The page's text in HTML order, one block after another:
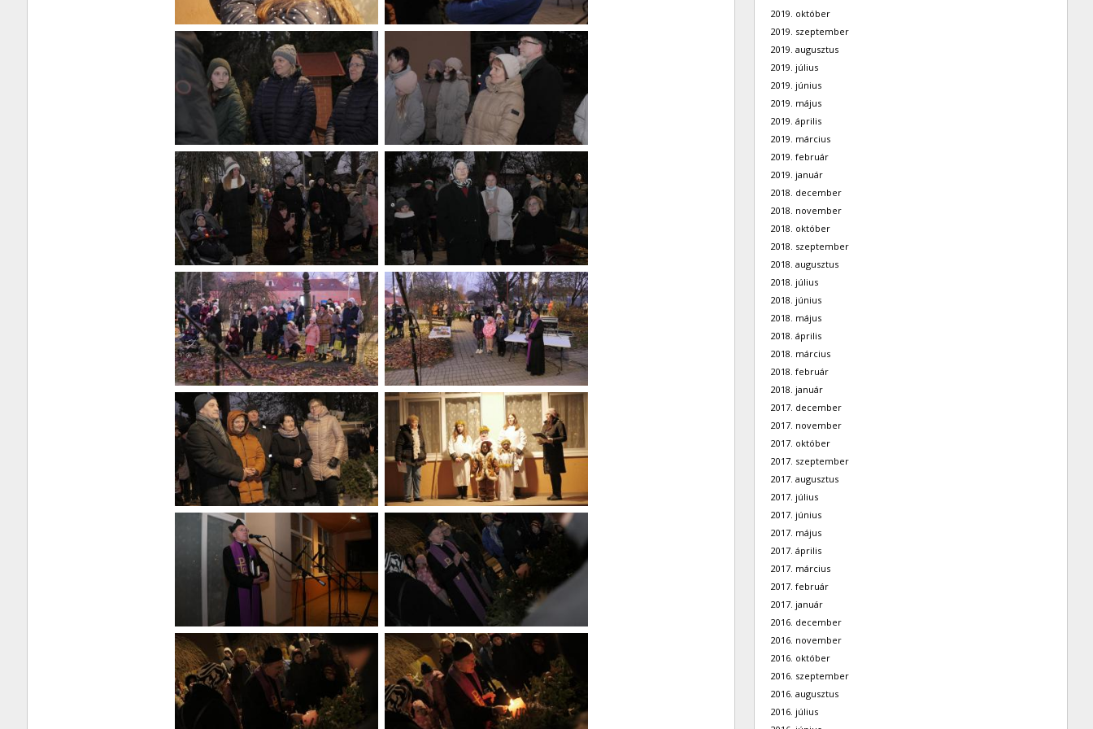
2019. október
2019. szeptember
2019. augusztus
2019. július
2019. június
2019. május
2019. április
2019. március
2019. február
2019. január
2018. december
2018. november
2018. október
2018. szeptember
2018. augusztus
2018. július
2018. június
2018. május
2018. április
2018. március
2018. február
2018. január
2017. december
2017. november
2017. október
2017. szeptember
2017. augusztus
2017. július
2017. június
2017. május
2017. április
2017. március
2017. február
2017. január
2016. december
2016. november
2016. október
2016. szeptember
2016. augusztus
2016. július